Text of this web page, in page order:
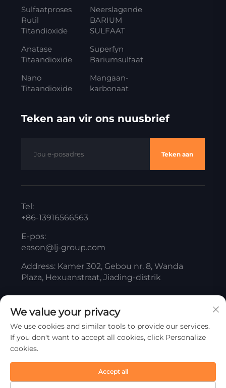
Sulfaatproses
Rutil
Titandioxide
Anatase
Titaandioxide
Nano
Titaandioxide
Neerslagende
BARIUM
SULFAAT
Superfyn
Bariumsulfaat
Mangaan-
karbonaat
Teken aan vir ons nuusbrief
Teken aan
Tel:
+86-13916566563
E-pos:
eason@lj-group.com
Address: Kamer 302, Gebou nr. 8, Wanda
Plaza, Hexuanstraat, Jiading-distrik
Auteursreg © ShangHai Liangjiang Titanium White
Product Co., Ltd. Alle regte voorbehou
Privatheidbeleid
Skrol na bo
We value your privacy
We use cookies and similar tools to provide our services.
If you don't want to accept all cookies, click Personalize
cookies.
Accept all